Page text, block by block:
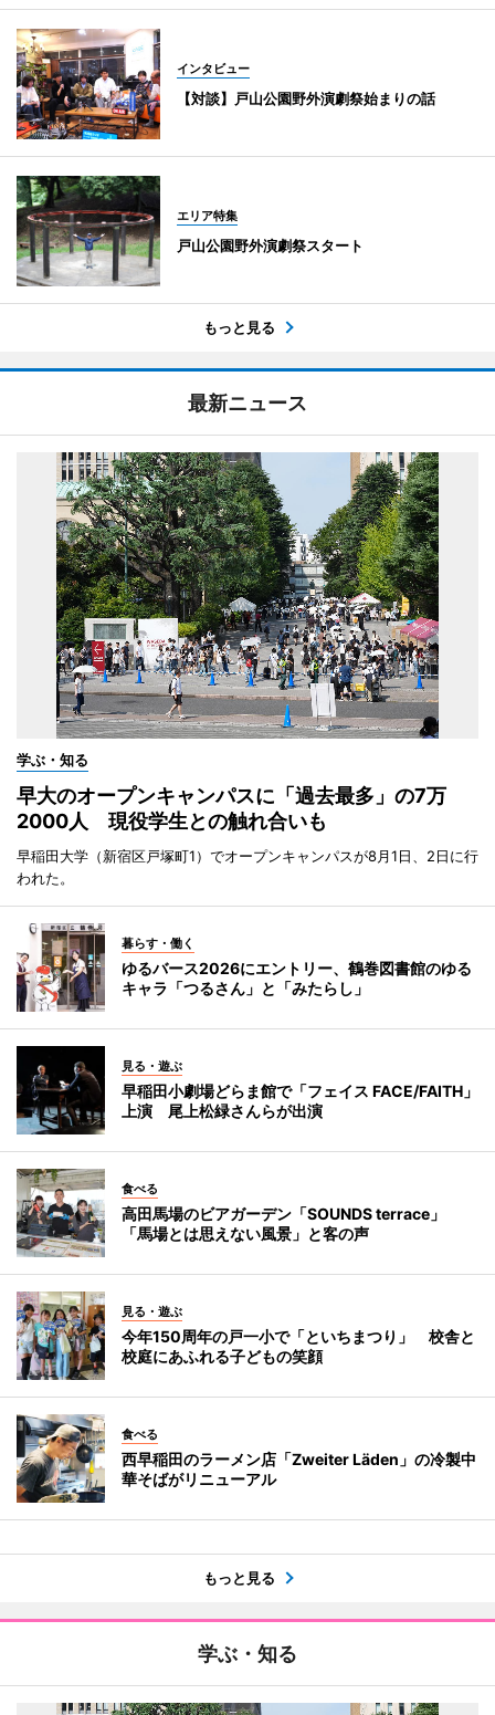
インタビュー
【対談】戸山公園野外演劇祭始まりの話
エリア特集
戸山公園野外演劇祭スタート
もっと見る
最新ニュース
学ぶ・知る
早大のオープンキャンパスに「過去最多」の7万
2000人 現役学生との触れ合いも
早稲田大学（新宿区戸塚町1）でオープンキャンパスが8月1日、2日に行
われた。
暮らす・働く
ゆるバース2026にエントリー、鶴巻図書館のゆる
キャラ「つるさん」と「みたらし」
見る・遊ぶ
早稲田小劇場どらま館で「フェイス FACE/FAITH」
上演 尾上松緑さんらが出演
食べる
高田馬場のビアガーデン「SOUNDS terrace」
「馬場とは思えない風景」と客の声
見る・遊ぶ
今年150周年の戸一小で「といちまつり」 校舎と
校庭にあふれる子どもの笑顔
食べる
西早稲田のラーメン店「Zweiter Läden」の冷製中
華そばがリニューアル
もっと見る
学ぶ・知る